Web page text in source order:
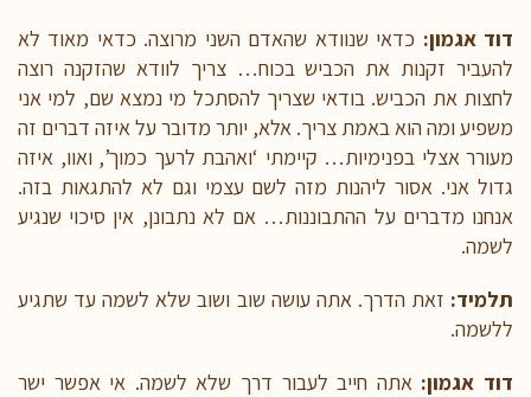
דוד אגמון: כדאי שנוודא שהאדם השני מרוצה. כדאי מאוד לא
להעביר זקנות את הכביש בכוח… צריך לוודא שהזקנה רוצה
לחצות את הכביש. בודאי שצריך להסתכל מי נמצא שם, למי אני
משפיע ומה הוא באמת צריך. אלא, יותר מדובר על איזה דברים זה
מעורר אצלי בפנימיות… קיימתי ‘ואהבת לרעך כמוך’, ואוו, איזה
גדול אני. אסור ליהנות מזה לשם עצמי וגם לא להתגאות בזה.
אנחנו מדברים על ההתבוננות… אם לא נתבונן, אין סיכוי שנגיע
לשמה.
תלמיד: זאת הדרך. אתה עושה שוב ושוב שלא לשמה עד שתגיע
ללשמה.
דוד אגמון: אתה חייב לעבור דרך שלא לשמה. אי אפשר ישר